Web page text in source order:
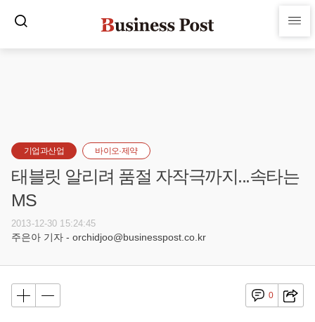
기업과산업 바이오·제약
태블릿 알리려 품절 자작극까지...속타는
MS
2013-12-30 15:24:45
주은아 기자 - orchidjoo@businesspost.co.kr
0